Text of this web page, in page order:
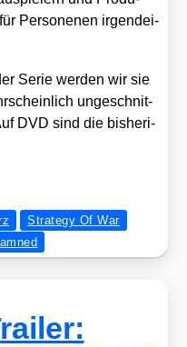
Per­so­ne­nen irgend­ei­
Serie wer­den wir sie
unge­schnit­
DVD sind die bis­he­ri­
Strategy Of War